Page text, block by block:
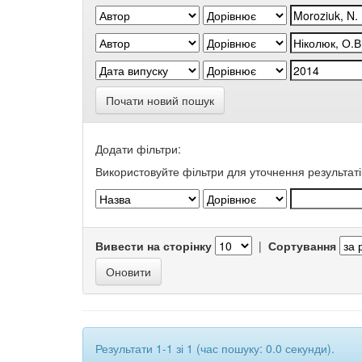
Почати новий пошук
Додати фільтри:
Використовуйте фільтри для уточнення
Вивести на сторінку | Сортування
Результати 1-1 зі 1 (час пошуку: 0.0 секунди).